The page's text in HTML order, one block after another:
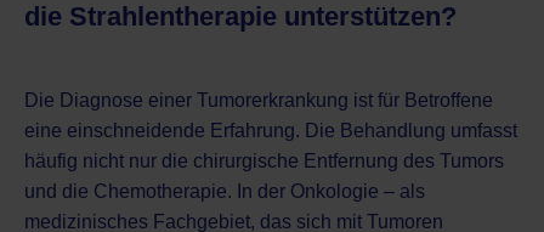
die Strahlentherapie unterstützen?
Die Diagnose einer Tumorerkrankung ist für Betroffene
eine einschneidende Erfahrung. Die Behandlung umfasst
häufig nicht nur die chirurgische Entfernung des Tumors
und die Chemotherapie. In der Onkologie – als
medizinisches Fachgebiet, das sich mit Tumoren